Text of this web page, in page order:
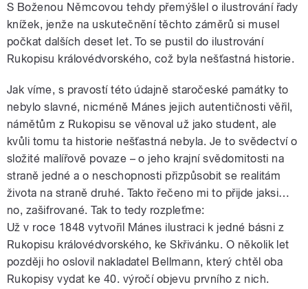
S Boženou Němcovou tehdy přemýšlel o ilustrování řady
knížek, jenže na uskutečnění těchto záměrů si musel
počkat dalších deset let. To se pustil do ilustrování
Rukopisu královédvorského, což byla nešťastná historie.
Jak víme, s pravostí této údajně staročeské památky to
nebylo slavné, nicméně Mánes jejich autentičnosti věřil,
námětům z Rukopisu se věnoval už jako student, ale
kvůli tomu ta historie nešťastná nebyla. Je to svědectví o
složité malířově povaze – o jeho krajní svědomitosti na
straně jedné a o neschopnosti přizpůsobit se realitám
života na straně druhé. Takto řečeno mi to přijde jaksi…
no, zašifrované. Tak to tedy rozpleťme:
Už v roce 1848 vytvořil Mánes ilustraci k jedné básni z
Rukopisu královédvorského, ke Skřivánku. O několik let
později ho oslovil nakladatel Bellmann, který chtěl oba
Rukopisy vydat ke 40. výročí objevu prvního z nich.